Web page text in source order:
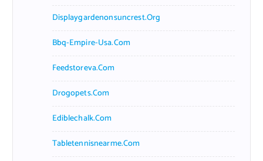
Displaygardenonsuncrest.org
Bbq-Empire-Usa.com
Feedstoreva.com
Drogopets.com
Ediblechalk.com
Tabletennisnearme.com